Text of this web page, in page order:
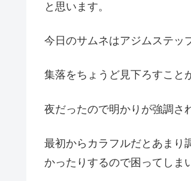
と思います。
今日のサムネはアジムステッ
集落をちょうど見下ろすこと
夜だったので明かりが強調さ
最初からカラフルだとあまり
かったりするので困ってしま